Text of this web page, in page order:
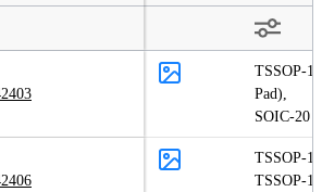
TSSOP-
Pad),
SOIC-20
TSSOP-16
TSSOP-